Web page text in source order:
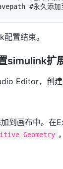
#永久添加
置结束。
simulink扩
Editor，创
到画布中。在
Geometry